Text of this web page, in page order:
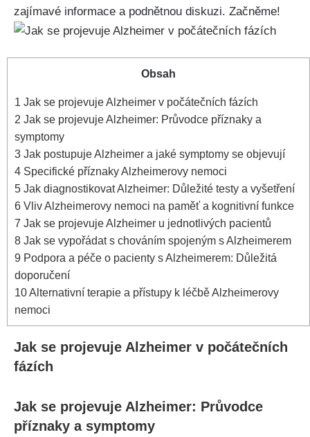
zajímavé informace a podnětnou diskuzi. Začněme!
Obsah
1 Jak se projevuje Alzheimer v počátečních fázích
2 Jak se projevuje Alzheimer: Průvodce příznaky a
symptomy
3 Jak postupuje Alzheimer a jaké symptomy se objevují
4 Specifické příznaky Alzheimerovy nemoci
5 Jak diagnostikovat Alzheimer: Důležité testy a vyšetření
6 Vliv Alzheimerovy nemoci na paměť a kognitivní funkce
7 Jak se projevuje Alzheimer u jednotlivých pacientů
8 Jak se vypořádat s chováním spojeným s Alzheimerem
9 Podpora a péče o pacienty s Alzheimerem: Důležitá
doporučení
10Alternativní terapie a přístupy k léčbě Alzheimerovy
nemoci
Jak se projevuje Alzheimer v počátečních
fázích
Jak se projevuje Alzheimer: Průvodce
příznaky a symptomy